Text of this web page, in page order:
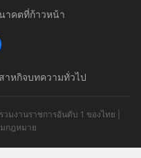
าคตที่ก้าวหน้า
าหกิจบทความทั่วไป
มงานราชการอันดับ 1 ของไทย |
กฎหมาย